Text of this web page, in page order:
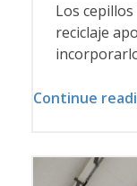
Los
reciclaje
Continue